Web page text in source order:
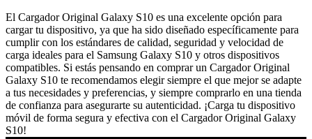
El Cargador Original Galaxy S10 es una excelente opción para
cargar tu dispositivo, ya que ha sido diseñado específicamente para
cumplir con los estándares de calidad, seguridad y velocidad de
carga ideales para el Samsung Galaxy S10 y otros dispositivos
compatibles. Si estás pensando en comprar un Cargador Original
Galaxy S10 te recomendamos elegir siempre el que mejor se adapte
a tus necesidades y preferencias, y siempre comprarlo en una tienda
de confianza para asegurarte su autenticidad. ¡Carga tu dispositivo
móvil de forma segura y efectiva con el Cargador Original Galaxy
S10!